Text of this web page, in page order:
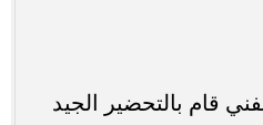
قام بالتحضير الجيد